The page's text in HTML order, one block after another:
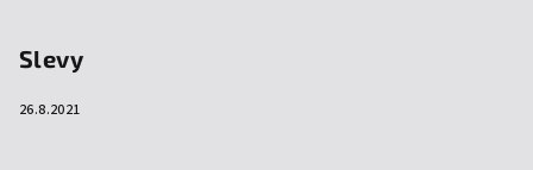
Slevy
26.8.2021